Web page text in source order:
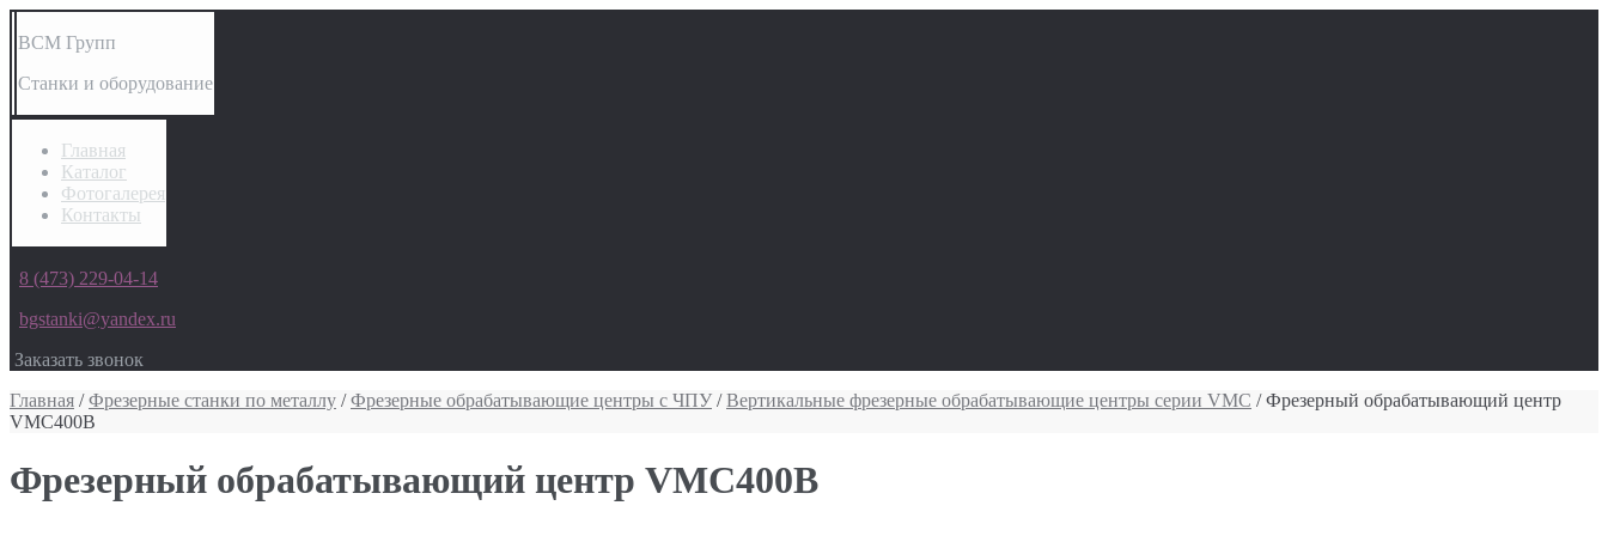
ВСМ Групп
Станки и оборудование
Главная
Каталог
Фотогалерея
Контакты
8 (473) 229-04-14
bgstanki@yandex.ru
Заказать звонок
Главная /Фрезерные станки по металлу /Фрезерные обрабатывающие центры с ЧПУ /Вертикальные фрезерные обрабатывающие центры серии VMC / Фрезерный обрабатывающий центр
VMC400B
Фрезерный обрабатывающий центр VMC400B